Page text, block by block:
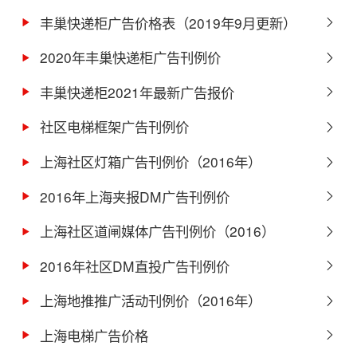
丰巢快递柜广告价格表（2019年9月更新）
2020年丰巢快递柜广告刊例价
丰巢快递柜2021年最新广告报价
社区电梯框架广告刊例价
上海社区灯箱广告刊例价（2016年）
2016年上海夹报DM广告刊例价
上海社区道闸媒体广告刊例价（2016）
2016年社区DM直投广告刊例价
上海地推推广活动刊例价（2016年）
上海电梯广告价格